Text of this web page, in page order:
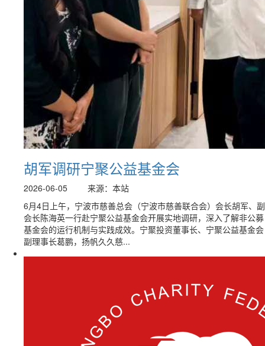
胡军调研宁聚公益基金会
2026-06-05
来源：本站
6月4日上午，宁波市慈善总会（宁波市慈善联合会）会长胡军、副
会长陈海英一行赴宁聚公益基金会开展实地调研，深入了解非公募
基金会的运行机制与实践成效。宁聚投资董事长、宁聚公益基金会
副理事长葛鹏，扬帆久久慈...